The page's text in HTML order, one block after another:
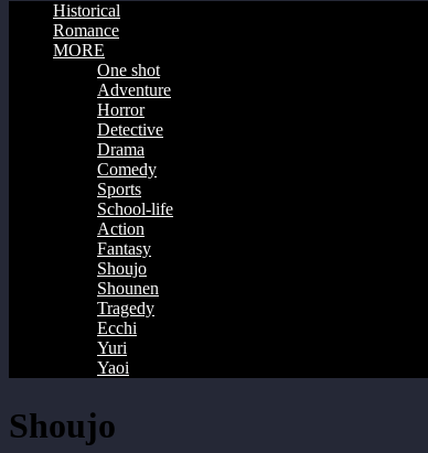
Historical
Romance
MORE
One shot
Adventure
Horror
Detective
Drama
Comedy
Sports
School-life
Action
Fantasy
Shoujo
Shounen
Tragedy
Ecchi
Yuri
Yaoi
Shoujo